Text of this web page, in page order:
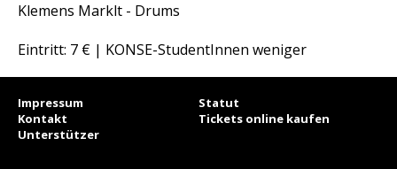
Klemens Marklt - Drums
Eintritt: 7 € | KONSE-StudentInnen weniger
Impressum
Statut
Kontakt
Tickets online kaufen
Unterstützer